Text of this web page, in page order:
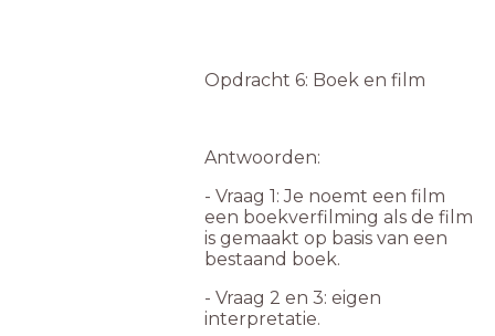
Opdracht 6: Boek en film
Antwoorden:
- Vraag 1: Je noemt een film
een boekverfilming als de film
is gemaakt op basis van een
bestaand boek.
- Vraag 2 en 3: eigen
interpretatie.